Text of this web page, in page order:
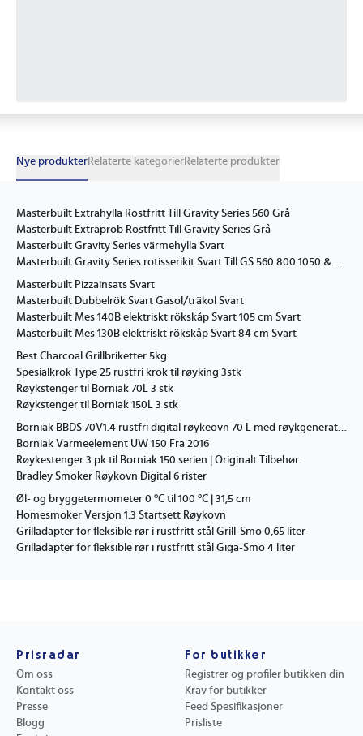
Nye produkterRelaterte kategorierRelaterte produkter
Masterbuilt Extrahylla Rostfritt Till Gravity Series 560 Grå
Masterbuilt Extraprob Rostfritt Till Gravity Series Grå
Masterbuilt Gravity Series värmehylla Svart
Masterbuilt Pizzainsats Svart
Masterbuilt Dubbelrök Svart Gasol/träkol Svart
Masterbuilt Mes 140B elektriskt rökskåp Svart 105 cm Svart
Masterbuilt Mes 130B elektriskt rökskåp Svart 84 cm Svart
Best Charcoal Grillbriketter 5kg
Spesialkrok Type 25 rustfri krok til røyking 3stk
Røykstenger til Borniak 70L 3 stk
Røykstenger til Borniak 150L 3 stk
Borniak Varmeelement UW 150 Fra 2016
Røykestenger 3 pk til Borniak 150 serien | Originalt Tilbehør
Bradley Smoker Røykovn Digital 6 rister
Øl- og bryggetermometer 0 °C til 100 °C | 31,5 cm
Homesmoker Versjon 1.3 Startsett Røykovn
Grilladapter for fleksible rør i rustfritt stål Grill-Smo 0,65 liter
Grilladapter for fleksible rør i rustfritt stål Giga-Smo 4 liter
Prisradar
Om oss
Kontakt oss
Presse
Blogg
For butikker
Registrer og profiler butikken din
Krav for butikker
Feed Spesifikasjoner
Prisliste